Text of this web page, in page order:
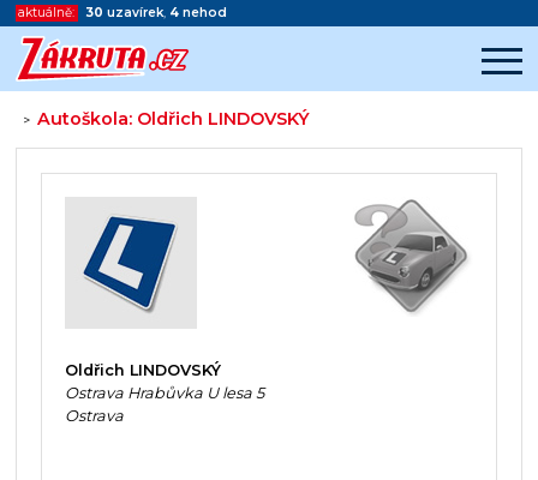
aktuálně: 30 uzavírek, 4 nehod
>Autoškola: Oldřich LINDOVSKÝ
Začátek reklamy
Konec reklamy
Oldřich LINDOVSKÝ
Ostrava Hrabůvka U lesa 5
Ostrava